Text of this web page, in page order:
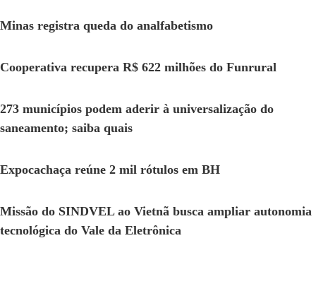
Minas registra queda do analfabetismo
Cooperativa recupera R$ 622 milhões do Funrural
273 municípios podem aderir à universalização do
saneamento; saiba quais
Expocachaça reúne 2 mil rótulos em BH
Missão do SINDVEL ao Vietnã busca ampliar autonomia
tecnológica do Vale da Eletrônica